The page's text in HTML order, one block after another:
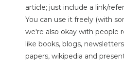
article; just include a link/
You can use it freely (with
we're also okay with people
like books, blogs,
papers, wikipedia and